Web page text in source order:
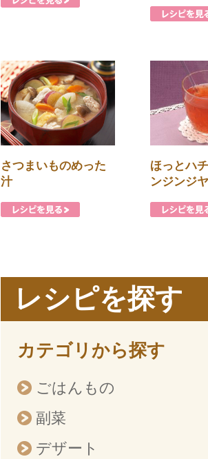
さつまいものめった
汁
ほっとハ
ンジンジ
レシピを探す
カテゴリから探す
ごはんもの
副菜
デザート